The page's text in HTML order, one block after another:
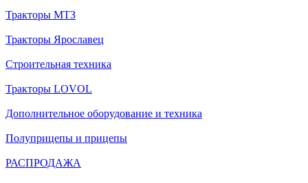
Тракторы МТЗ
Тракторы Ярославец
Строительная техника
Тракторы LOVOL
Дополнительное оборудование и техника
Полуприцепы и прицепы
РАСПРОДАЖА